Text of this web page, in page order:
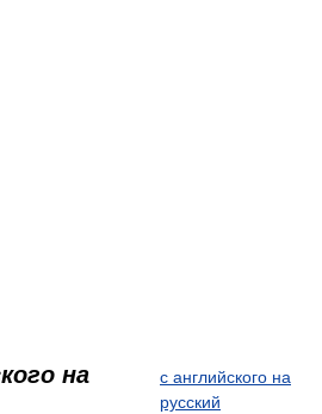
на
с английского на
русский